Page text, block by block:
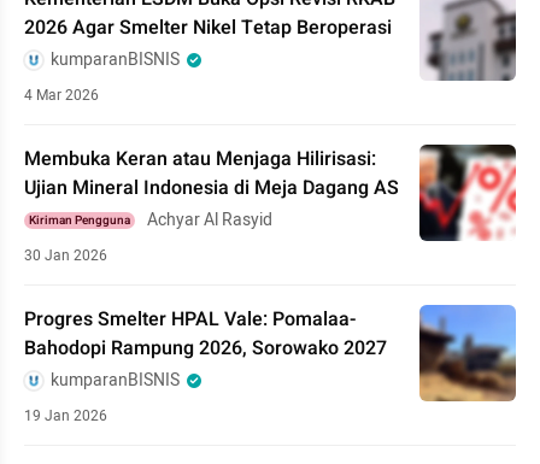
2026 Agar Smelter Nikel Tetap Beroperasi
kumparanBISNIS
4 Mar 2026
Membuka Keran atau Menjaga Hilirisasi:
Ujian Mineral Indonesia di Meja Dagang AS
Kiriman Pengguna Achyar Al Rasyid
30 Jan 2026
Progres Smelter HPAL Vale: Pomalaa-
Bahodopi Rampung 2026, Sorowako 2027
kumparanBISNIS
19 Jan 2026